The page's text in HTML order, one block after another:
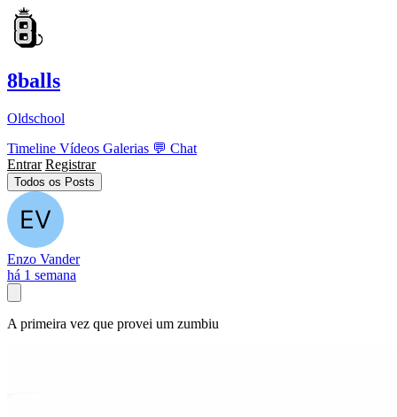
8balls
Oldschool
Timeline Vídeos Galerias 💬 Chat
Entrar Registrar
Todos os Posts
Enzo Vander
há 1 semana
A primeira vez que provei um zumbiu